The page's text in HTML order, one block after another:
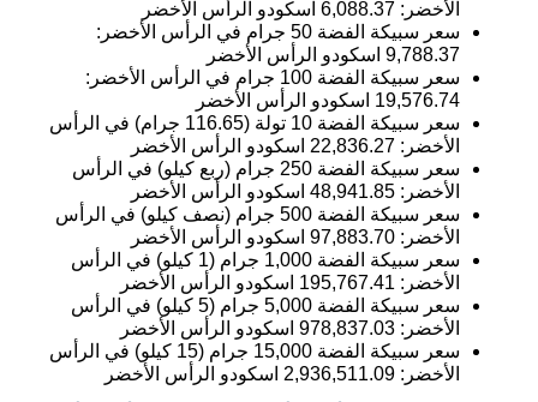
الأخضر: 6,088.37 اسكودو الرأس الأخضر
سعر سبيكة الفضة 50 جرام في الرأس الأخضر:
9,788.37 اسكودو الرأس الأخضر
سعر سبيكة الفضة 100 جرام في الرأس الأخضر:
19,576.74 اسكودو الرأس الأخضر
سعر سبيكة الفضة 10 تولة (116.65 جرام) في الرأس
الأخضر: 22,836.27 اسكودو الرأس الأخضر
سعر سبيكة الفضة 250 جرام (ربع كيلو) في الرأس
الأخضر: 48,941.85 اسكودو الرأس الأخضر
سعر سبيكة الفضة 500 جرام (نصف كيلو) في الرأس
الأخضر: 97,883.70 اسكودو الرأس الأخضر
سعر سبيكة الفضة 1,000 جرام (1 كيلو) في الرأس
الأخضر: 195,767.41 اسكودو الرأس الأخضر
سعر سبيكة الفضة 5,000 جرام (5 كيلو) في الرأس
الأخضر: 978,837.03 اسكودو الرأس الأخضر
سعر سبيكة الفضة 15,000 جرام (15 كيلو) في الرأس
الأخضر: 2,936,511.09 اسكودو الرأس الأخضر